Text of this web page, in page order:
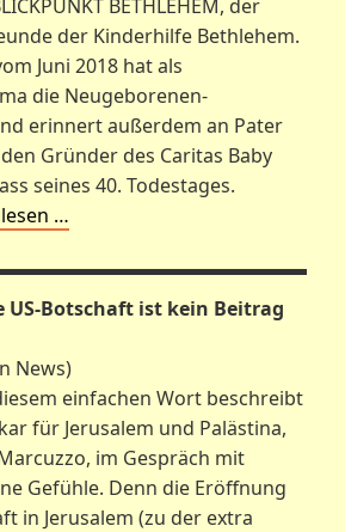
BETHLEHEM, der
der Kinderhilfe Bethlehem.
Juni 2018 hat als
die Neugeborenen-
erinnert außerdem an Pater
Gründer des Caritas Baby
seines 40. Todestages.
…
US-Botschaft ist kein Beitrag
News)
einfachen Wort beschreibt
für Jerusalem und Palästina,
im Gespräch mit
Gefühle. Denn die Eröffnung
in Jerusalem (zu der extra